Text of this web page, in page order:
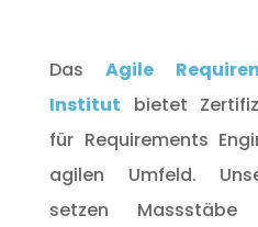
DasAgile
Institut
bietet
für Requirements
agilen Umfeld.
setzen